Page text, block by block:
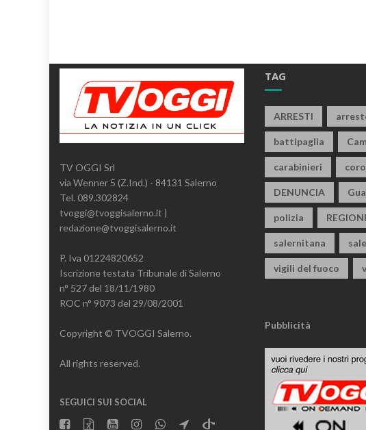
TV OGGI Srl
via Wenner 5 (Z.Ind.) - 84131 Salerno
Tel. 089.302824
tvoggi@tvoggisalerno.it |
redazione@tvoggisalerno.it
P. Iva 01224820652
Iscrizione testata Tribunale di Salerno
n° 527 del 18/11/1980
ROC n° 9073 del 29/08/2001
Copyright © TVOGGI Salerno.
All rights reserved.
SEGUICI SUI SOCIAL
TAG
ARRESTI
battipaglia
carabinieri
DENUNCIA
polizia
salernitana
vigili del fuoco
Pubblicità